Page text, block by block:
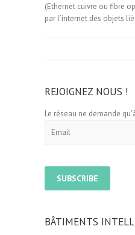
(Ethernet cuivre ou fibre
par l’internet des objets
REJOIGNEZ NOUS !
Le réseau ne demande
BÂTIMENTS